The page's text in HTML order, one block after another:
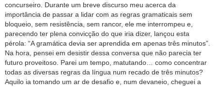
concurseiro. Durante um breve discurso meu acerca da
importância de passar a lidar com as regras gramaticais sem
bloqueio, sem resistência, sem rancor, ele me interrompeu e,
parecendo ter plena convicção do que iria dizer, lançou esta
pérola: “A gramática devia ser aprendida em apenas três minutos”.
Na hora, pensei em desistir dessa conversa que não parecia ter
futuro proveitoso. Parei um tempo, matutando… como concentrar
todas as diversas regras da língua num recado de três minutos?
Aquilo ia tomando um ar de desafio e, num devaneio, cheguei a